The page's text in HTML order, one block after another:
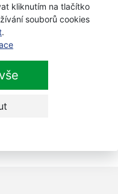
kliknutím na tlačítko
souborů cookies
.
s DPH
Viva bubnová